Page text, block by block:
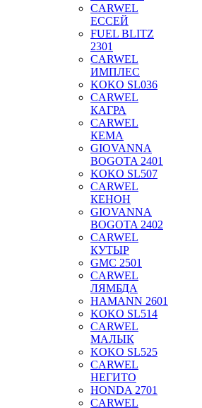
CARWEL
ЕССЕЙ
FUEL BLITZ
2301
CARWEL
ИМПЛЕС
KOKO SL036
CARWEL
КАГРА
CARWEL
КЕМА
GIOVANNA
BOGOTA 2401
KOKO SL507
CARWEL
КЕНОН
GIOVANNA
BOGOTA 2402
CARWEL
КУТЫР
GMC 2501
CARWEL
ЛЯМБДА
HAMANN 2601
KOKO SL514
CARWEL
МАЛЫК
KOKO SL525
CARWEL
НЕГИТО
HONDA 2701
CARWEL